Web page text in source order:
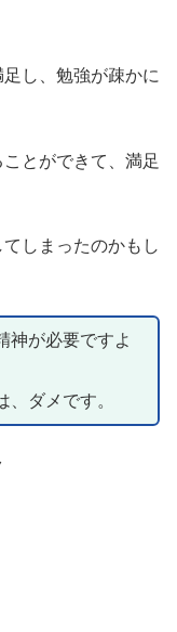
し、勉強が疎かに
とができて、満足
しまったのかもし
神が必要ですよ
ダメです。